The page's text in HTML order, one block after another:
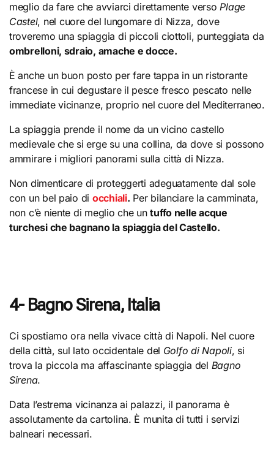
meglio da fare che avviarci direttamente versoPlage
Castel, nel cuore del lungomare di Nizza, dove
troveremo una spiaggia di piccoli ciottoli, punteggiata da
ombrelloni, sdraio, amache e docce.
È anche un buon posto per fare tappa in un ristorante
francese in cui degustare il pesce fresco pescato nelle
immediate vicinanze, proprio nel cuore del Mediterraneo.
La spiaggia prende il nome da un vicino castello
medievale che si erge su una collina, da dove si possono
ammirare i migliori panorami sulla città di Nizza.
Non dimenticare di proteggerti adeguatamente dal sole
con un bel paio di occhiali. Per bilanciare la camminata,
non c’è niente di meglio che untuffo nelle acque
turchesi che bagnano la spiaggia del Castello.
4- Bagno Sirena, Italia
Ci spostiamo ora nella vivace città di Napoli. Nel cuore
della città, sul lato occidentale del Golfo di Napoli, si
trova la piccola ma affascinante spiaggia del Bagno
Sirena.
Data l’estrema vicinanza ai palazzi, il panorama è
assolutamente da cartolina. È munita di tutti i servizi
balneari necessari.